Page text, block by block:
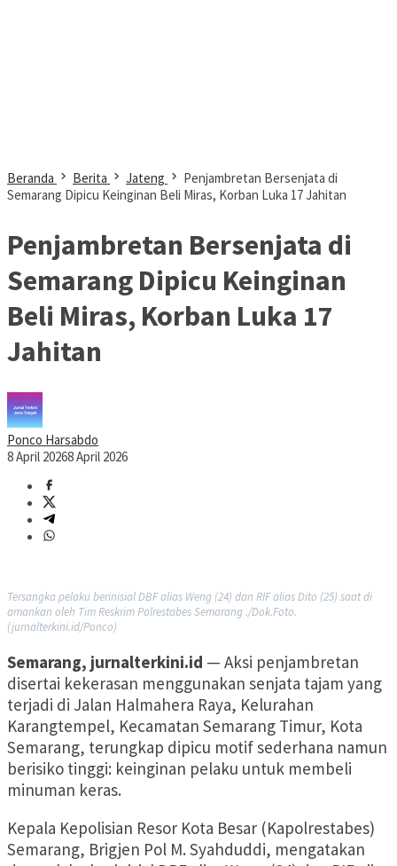
Beranda Berita Jateng
Penjambretan Bersenjata di
Semarang Dipicu Keinginan Beli Miras, Korban Luka 17 Jahitan
Penjambretan Bersenjata di
Semarang Dipicu Keinginan
Beli Miras, Korban Luka 17
Jahitan
Ponco Harsabdo
8 April 20268 April 2026
Tersangka pelaku berinisial DBF alias Weng (24) dan RIF alias Dito (25) saat di
amankan oleh Tim Reskrim Polrestabes Semarang ./Dok.Foto.
(jurnalterkini.id/Ponco)
Semarang, jurnalterkini.id — Aksi penjambretan
disertai kekerasan menggunakan senjata tajam yang
terjadi di Jalan Halmahera Raya, Kelurahan
Karangtempel, Kecamatan Semarang Timur, Kota
Semarang, terungkap dipicu motif sederhana namun
berisiko tinggi: keinginan pelaku untuk membeli
minuman keras.
Kepala Kepolisian Resor Kota Besar (Kapolrestabes)
Semarang, Brigjen Pol M. Syahduddi, mengatakan